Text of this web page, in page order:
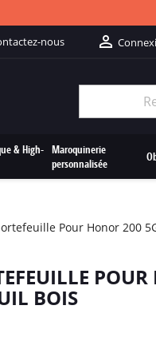
nous 
& High- Maroquinerie
personnalisée
Pour Honor 200
BOIS